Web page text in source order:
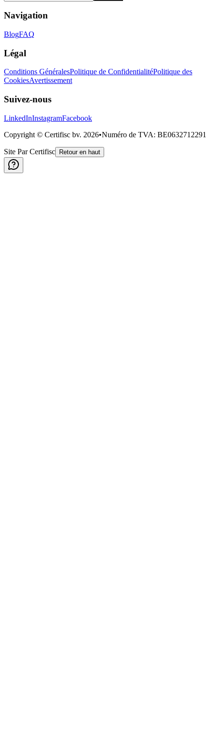
Navigation
BlogFAQ
Légal
Conditions GénéralesPolitique de ConfidentialitéPolitique des
CookiesAvertissement
Suivez-nous
LinkedInInstagramFacebook
Copyright © Certifisc bv. 2026•Numéro de TVA: BE0632712291
Site Par Certifisc Retour en haut